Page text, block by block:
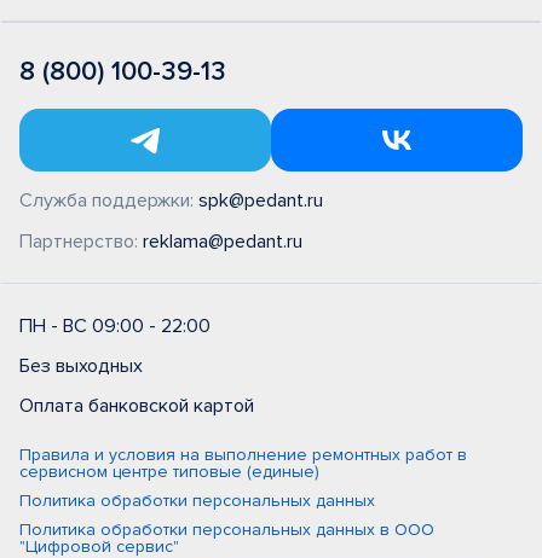
8 (800) 100-39-13
Служба поддержки: spk@pedant.ru
Партнерство: reklama@pedant.ru
ПН - ВС 09:00 - 22:00
Без выходных
Оплата банковской картой
Правила и условия на выполнение ремонтных работ в
сервисном центре типовые (единые)
Политика обработки персональных данных
Политика обработки персональных данных в ООО
"Цифровой сервис"